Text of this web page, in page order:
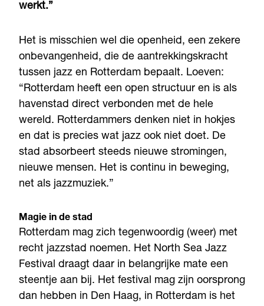
werkt.”
Het is misschien wel die openheid, een zekere
onbevangenheid, die de aantrekkingskracht
tussen jazz en Rotterdam bepaalt. Loeven:
“Rotterdam heeft een open structuur en is als
havenstad direct verbonden met de hele
wereld. Rotterdammers denken niet in hokjes
en dat is precies wat jazz ook niet doet. De
stad absorbeert steeds nieuwe stromingen,
nieuwe mensen. Het is continu in beweging,
net als jazzmuziek.”
Magie in de stad
Rotterdam mag zich tegenwoordig (weer) met
recht jazzstad noemen. Het North Sea Jazz
Festival draagt daar in belangrijke mate een
steentje aan bij. Het festival mag zijn oorsprong
dan hebben in Den Haag, in Rotterdam is het